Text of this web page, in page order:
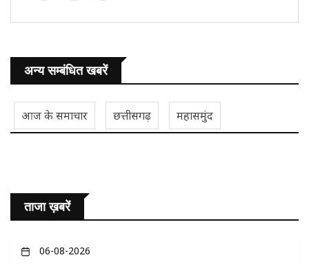
अन्य सम्बंधित खबरें
आज के समाचार छत्तीसगढ़ महासमुंद
ताजा ख़बरें
06-08-2026